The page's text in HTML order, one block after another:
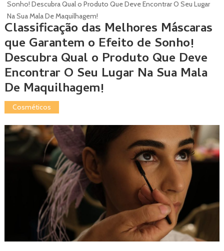
Sonho! Descubra Qual o Produto Que Deve Encontrar O Seu Lugar
Na Sua Mala De Maquilhagem!
Classificação das Melhores Máscaras
que Garantem o Efeito de Sonho!
Descubra Qual o Produto Que Deve
Encontrar O Seu Lugar Na Sua Mala
De Maquilhagem!
Cosméticos